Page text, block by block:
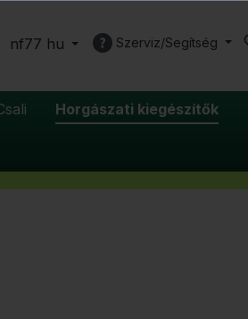
nf77 hu Szerviz/Segítség
Horgászati kiegészítők